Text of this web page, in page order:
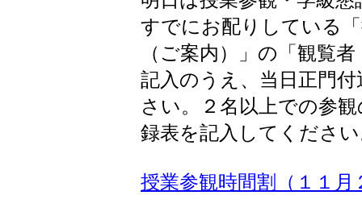
すでにお配りしている
（ご案内）」の「観覧
記入のうえ、当日正門
さい。２名以上での参
録表を記入してくださ
授業参観時間割（１１月